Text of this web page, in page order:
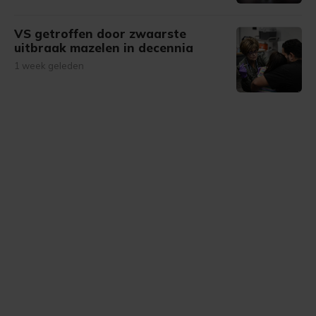
VS getroffen door zwaarste
uitbraak mazelen in decennia
1 week geleden